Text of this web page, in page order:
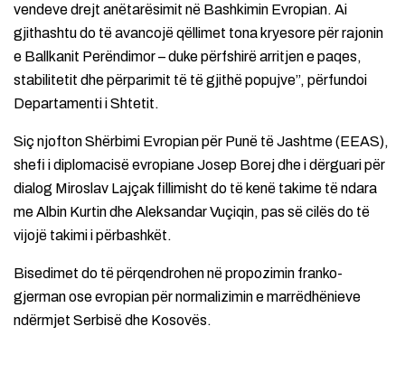
vendeve drejt anëtarësimit në Bashkimin Evropian. Ai
gjithashtu do të avancojë qëllimet tona kryesore për rajonin
e Ballkanit Perëndimor – duke përfshirë arritjen e paqes,
stabilitetit dhe përparimit të të gjithë popujve”, përfundoi
Departamenti i Shtetit.
Siç njofton Shërbimi Evropian për Punë të Jashtme (EEAS),
shefi i diplomacisë evropiane Josep Borej dhe i dërguari për
dialog Miroslav Lajçak fillimisht do të kenë takime të ndara
me Albin Kurtin dhe Aleksandar Vuçiqin, pas së cilës do të
vijojë takimi i përbashkët.
Bisedimet do të përqendrohen në propozimin franko-
gjerman ose evropian për normalizimin e marrëdhënieve
ndërmjet Serbisë dhe Kosovës.